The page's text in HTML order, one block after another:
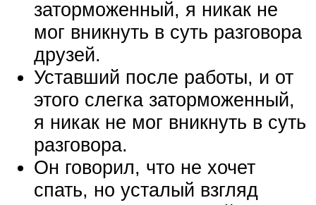
заторможенный, я никак не
мог вникнуть в суть разговора
друзей.
Уставший после работы, и от
этого слегка заторможенный,
я никак не мог вникнуть в суть
разговора.
Он говорил, что не хочет
спать, но усталый взгляд